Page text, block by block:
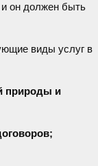
и он должен быть
виды услуг в
природы и